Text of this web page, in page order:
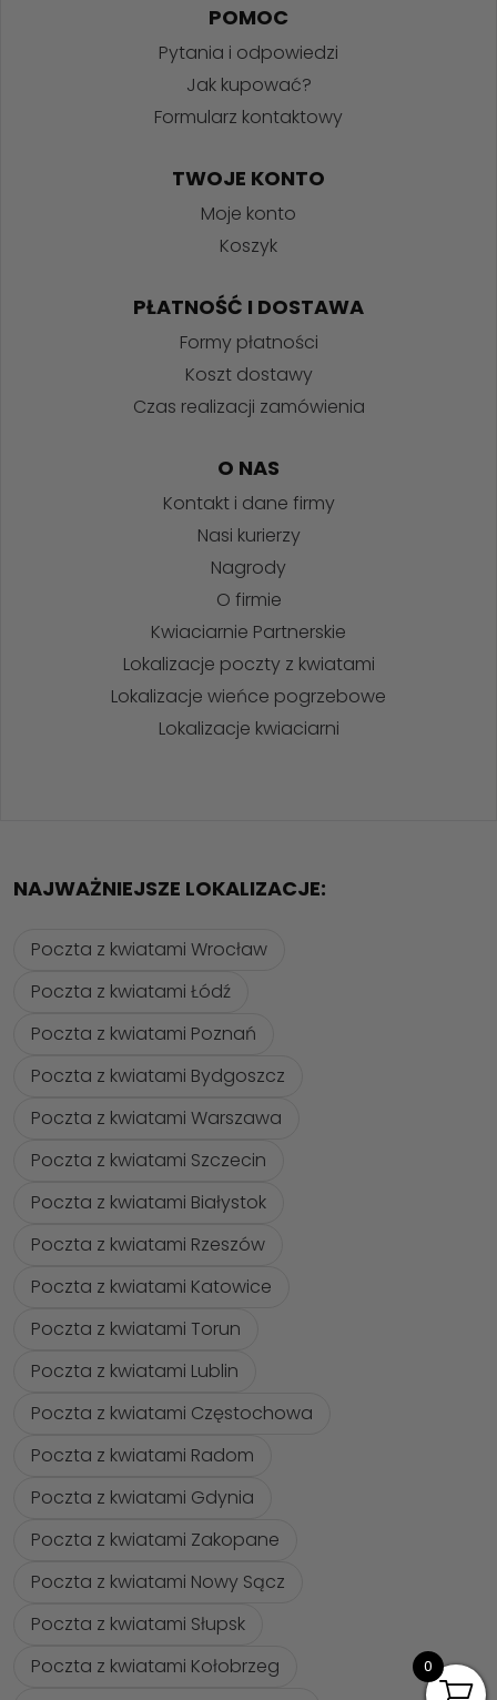
POMOC
Pytania i odpowiedzi
Jak kupować?
Formularz kontaktowy
TWOJE KONTO
Moje konto
Koszyk
PŁATNOŚĆ I DOSTAWA
Formy płatności
Koszt dostawy
Czas realizacji zamówienia
O NAS
Kontakt i dane firmy
Nasi kurierzy
Nagrody
O firmie
Kwiaciarnie Partnerskie
Lokalizacje poczty z kwiatami
Lokalizacje wieńce pogrzebowe
Lokalizacje kwiaciarni
NAJWAŻNIEJSZE LOKALIZACJE:
Poczta z kwiatami Wrocław
Poczta z kwiatami Łódź
Poczta z kwiatami Poznań
Poczta z kwiatami Bydgoszcz
Poczta z kwiatami Warszawa
Poczta z kwiatami Szczecin
Poczta z kwiatami Białystok
Poczta z kwiatami Rzeszów
Poczta z kwiatami Katowice
Poczta z kwiatami Torun
Poczta z kwiatami Lublin
Poczta z kwiatami Częstochowa
Poczta z kwiatami Radom
Poczta z kwiatami Gdynia
Poczta z kwiatami Zakopane
Poczta z kwiatami Nowy Sącz
Poczta z kwiatami Słupsk
Poczta z kwiatami Kołobrzeg
0